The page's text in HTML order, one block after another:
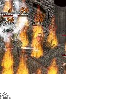
。